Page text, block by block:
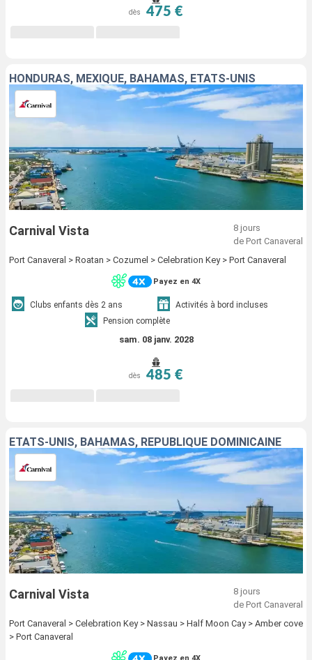
dès 475 €
HONDURAS, MEXIQUE, BAHAMAS, ÉTATS-UNIS
Carnival Vista
8 jours
de Port Canaveral
Port Canaveral > Roatan > Cozumel > Celebration Key > Port Canaveral
Payez en 4X
Clubs enfants dès 2 ans
Activités à bord incluses
Pension complète
sam. 08 janv. 2028
dès 485 €
ÉTATS-UNIS, BAHAMAS, RÉPUBLIQUE DOMINICAINE
Carnival Vista
8 jours
de Port Canaveral
Port Canaveral > Celebration Key > Nassau > Half Moon Cay > Amber cove
> Port Canaveral